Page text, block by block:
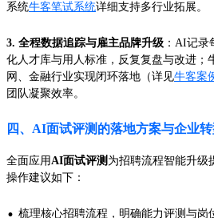
系统牛客笔试系统详细支持多行业拓展。
3. 全程数据追踪与雇主品牌升级 ：AI记
化人才库与用人标准，反复复盘与改进；
网、金融行业实现闭环落地（详见牛客案
团队凝聚效率。
四、AI面试评测的落地方案与企业
全面应用AI面试评测 为招聘流程智能升级
操作建议如下：
梳理核心招聘流程，明确能力评测与岗